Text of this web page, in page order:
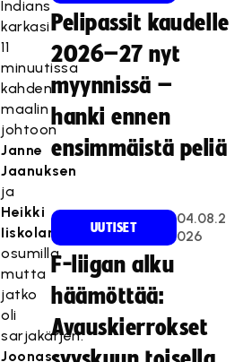
Indians
karkasi
11
minuutissa
kahden
maalin
johtoon
Janne
Jaanuksen
ja
Heikki
Iiskolan
osumilla,
mutta
jatko
oli
sarjakärjen.
Joonas
Pelipassit kaudelle
2026–27 nyt
myynnissä –
hanki ennen
ensimmäistä peliä
UUTISET
04.08.2
026
F-liigan alku
häämöttää:
Avauskierrokset